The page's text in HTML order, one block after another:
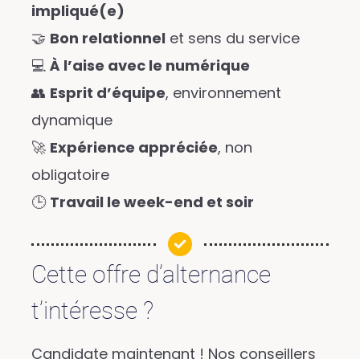
impliqué(e)
🤝 Bon relationnelet sens du service
💻 À l’aise avec le numérique
👥 Esprit d’équipe, environnement
dynamique
🚀 Expérience appréciée, non
obligatoire
🕒 Travail le week-end et soir
Cette offre d’alternance
t’intéresse ?
Candidate maintenant ! Nos conseillers